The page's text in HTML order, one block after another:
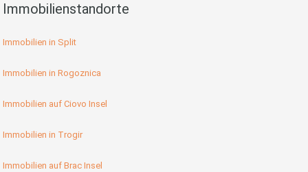
Immobilienstandorte
Immobilien in Split
Immobilien in Rogoznica
Immobilien auf Ciovo Insel
Immobilien in Trogir
Immobilien auf Brac Insel